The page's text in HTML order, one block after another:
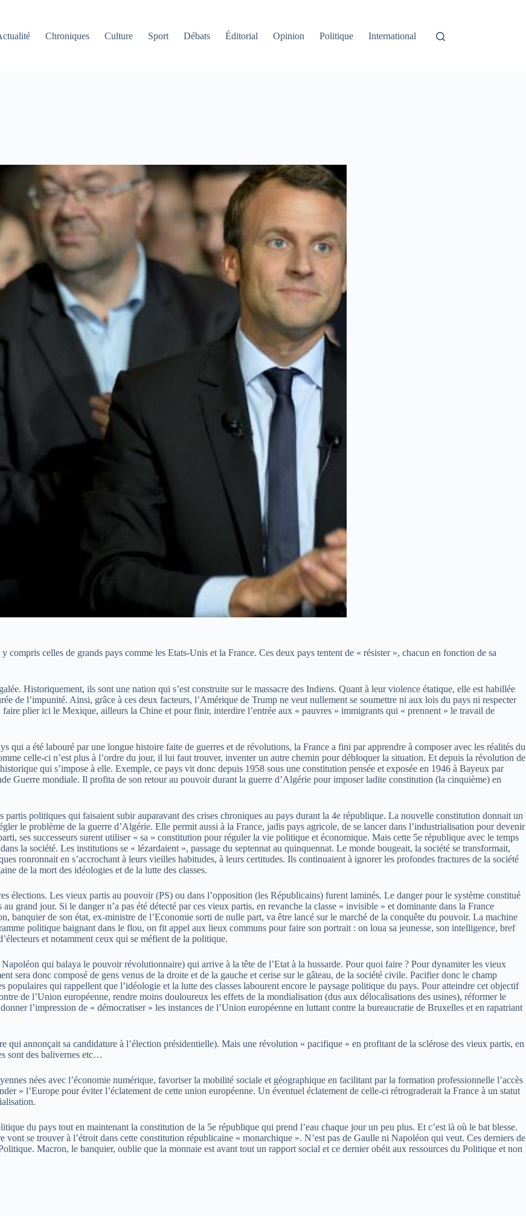
Chroniques Culture Sport Débats Éditorial Opinion Politique International
celles de grands pays comme les Etats-Unis et la France. Ces deux pays tentent de « résister », chacun en fonction de sa
Historiquement, ils sont une nation qui s’est construite sur le massacre des Indiens. Quant à leur violence étatique, elle est habillée
de l’impunité. Ainsi, grâce à ces deux facteurs, l’Amérique de Trump ne veut nullement se soumettre ni aux lois du pays ni respecter
faire plier ici le Mexique, ailleurs la Chine et pour finir, interdire l’entrée aux « pauvres » immigrants qui « prennent » le travail de
qui a été labouré par une longue histoire faite de guerres et de révolutions, la France a fini par apprendre à composer avec les réalités du
celle-ci n’est plus à l’ordre du jour, il lui faut trouver, inventer un autre chemin pour débloquer la situation. Et depuis la révolution de
qui s’impose à elle. Exemple, ce pays vit donc depuis 1958 sous une constitution pensée et exposée en 1946 à Bayeux par
Guerre mondiale. Il profita de son retour au pouvoir durant la guerre d’Algérie pour imposer ladite constitution (la cinquième) en
politiques qui faisaient subir auparavant des crises chroniques au pays durant la 4e république. La nouvelle constitution donnait un
le problème de la guerre d’Algérie. Elle permit aussi à la France, jadis pays agricole, de se lancer dans l’industrialisation pour devenir
ses successeurs surent utiliser « sa » constitution pour réguler la vie politique et économique. Mais cette 5e république avec le temps
la société. Les institutions se « lézardaient », passage du septennat au quinquennat. Le monde bougeait, la société se transformait,
ronronnait en s’accrochant à leurs vieilles habitudes, à leurs certitudes. Ils continuaient à ignorer les profondes fractures de la société
de la mort des idéologies et de la lutte des classes.
élections. Les vieux partis au pouvoir (PS) ou dans l’opposition (les Républicains) furent laminés. Le danger pour le système constitué
grand jour. Si le danger n’a pas été détecté par ces vieux partis, en revanche la classe « invisible » et dominante dans la France
banquier de son état, ex-ministre de l’Economie sorti de nulle part, va être lancé sur le marché de la conquête du pouvoir. La machine
politique baignant dans le flou, on fit appel aux lieux communs pour faire son portrait : on loua sa jeunesse, son intelligence, bref
et notamment ceux qui se méfient de la politique.
qui balaya le pouvoir révolutionnaire) qui arrive à la tête de l’Etat à la hussarde. Pour quoi faire ? Pour dynamiter les vieux
sera donc composé de gens venus de la droite et de la gauche et cerise sur le gâteau, de la société civile. Pacifier donc le champ
qui rappellent que l’idéologie et la lutte des classes labourent encore le paysage politique du pays. Pour atteindre cet objectif
de l’Union européenne, rendre moins douloureux les effets de la mondialisation (dus aux délocalisations des usines), réformer le
l’impression de « démocratiser » les instances de l’Union européenne en luttant contre la bureaucratie de Bruxelles et en rapatriant
annonçait sa candidature à l’élection présidentielle). Mais une révolution « pacifique » en profitant de la sclérose des vieux partis, en
sont des balivernes etc…
nées avec l’économie numérique, favoriser la mobilité sociale et géographique en facilitant par la formation professionnelle l’accès
» l’Europe pour éviter l’éclatement de cette union européenne. Un éventuel éclatement de celle-ci rétrograderait la France à un statut
du pays tout en maintenant la constitution de la 5e république qui prend l’eau chaque jour un peu plus. Et c’est là où le bat blesse.
vont se trouver à l’étroit dans cette constitution républicaine « monarchique ». N’est pas de Gaulle ni Napoléon qui veut. Ces derniers de
Macron, le banquier, oublie que la monnaie est avant tout un rapport social et ce dernier obéit aux ressources du Politique et non